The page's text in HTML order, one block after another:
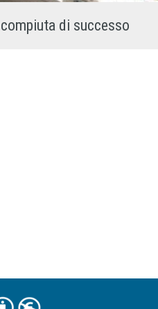
di successo